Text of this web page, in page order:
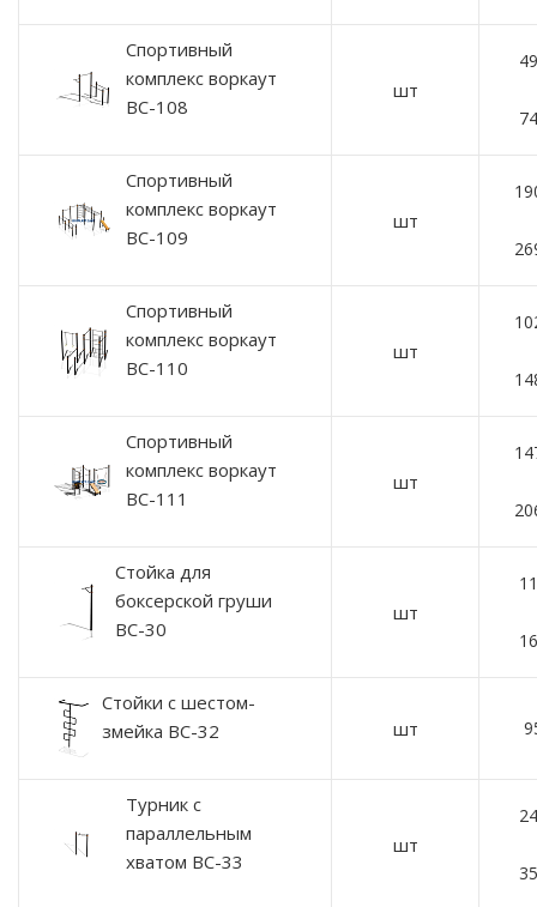
Спортивный
комплекс воркаут
ВС-108
шт
Спортивный
комплекс воркаут
ВС-109
шт
Спортивный
комплекс воркаут
ВС-110
шт
Спортивный
комплекс воркаут
ВС-111
шт
Стойка для
боксерской груши
ВС-30
шт
Стойки с шестом-
змейка ВС-32
шт
Турник с
параллельным
хватом ВС-33
шт